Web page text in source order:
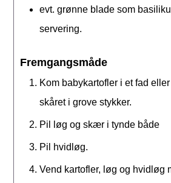
evt. grønne blade som
servering.
Fremgangsmåde
Kom babykartofler i et fad
skåret i grove stykker.
Pil løg og skær i tynde både
Pil hvidløg.
Vend kartofler, løg og hvidløg